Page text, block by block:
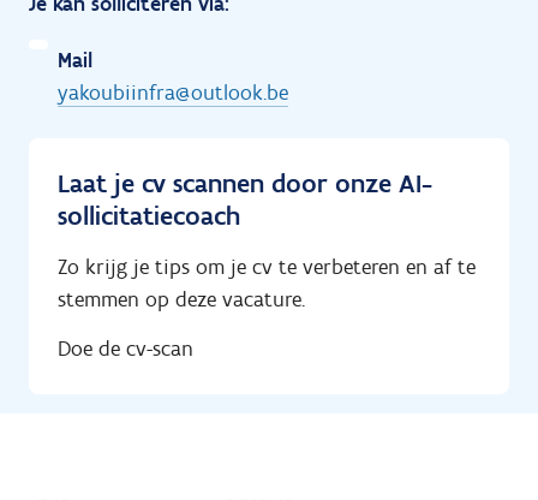
Mail
yakoubiinfra@outlook.be
Laat je cv scannen door onze AI-
sollicitatiecoach
Zo krijg je tips om je cv te verbeteren en af te
stemmen op deze vacature.
Doe de cv-scan